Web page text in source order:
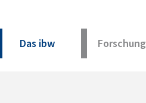
Das ibw Forschung